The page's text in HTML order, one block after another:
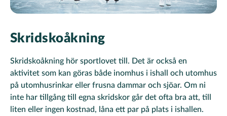
Skridskoåkning
Skridskoåkning hör sportlovet till. Det är också en
aktivitet som kan göras både inomhus i ishall och utomhus
på utomhusrinkar eller frusna dammar och sjöar. Om ni
inte har tillgång till egna skridskor går det ofta bra att, till
liten eller ingen kostnad, låna ett par på plats i ishallen.